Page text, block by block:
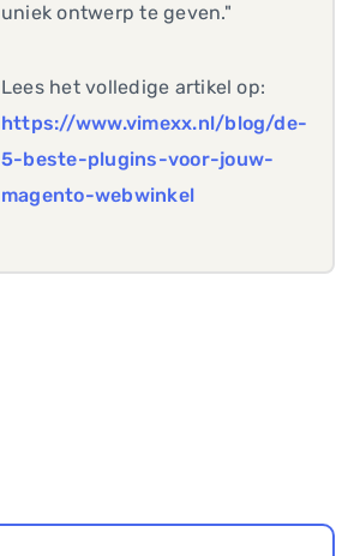
uniek ontwerp te geven."
Lees het volledige artikel op:
https://www.vimexx.nl/blog/de-
5-beste-plugins-voor-jouw-
magento-webwinkel